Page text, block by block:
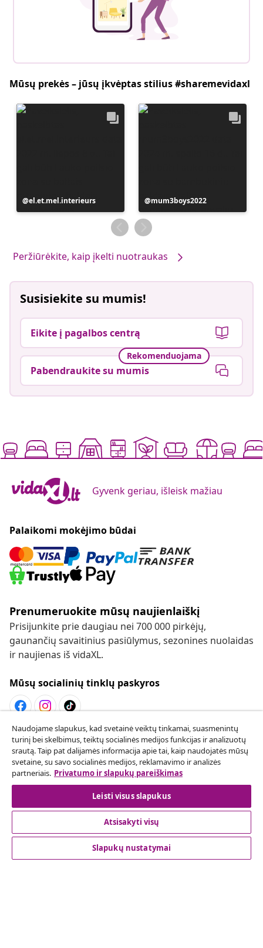
Mūsų prekės – jūsų įkvėptas stilius #sharemevidaxl
Įrašą
paskelbė
el.et.mel.interieurs
Įrašą
paskelbė
mum3boys2022
Peržiūrėkite, kaip įkelti nuotraukas
Susisiekite su mumis!
Eikite į pagalbos centrą
Rekomenduojama
Pabendraukite su mumis
Gyvenk geriau, išleisk mažiau
Palaikomi mokėjimo būdai
Prenumeruokite mūsų naujienlaiškį
Prisijunkite prie daugiau nei 700 000 pirkėjų,
gaunančių savaitinius pasiūlymus, sezonines nuolaidas
ir naujienas iš vidaXL.
Mūsų socialinių tinklų paskyros
Sutarties atsisakymas
Pateikite prašymą atsisakyti užsakymo.
Sutarties atsisakymas
Klientų aptarnavimas
Naudojame slapukus, kad svetainė veiktų tinkamai, suasmenintų
turinį bei skelbimus, teiktų socialinės medijos funkcijas ir analizuotų
srautą. Taip pat dalijamės informacija apie tai, kaip naudojatės mūsų
svetaine, su savo socialinės medijos, reklamavimo ir analizės
partneriais. Privatumo ir slapukų pareiškimas
Leisti visus slapukus
Atsisakyti visų
Slapukų nustatymai